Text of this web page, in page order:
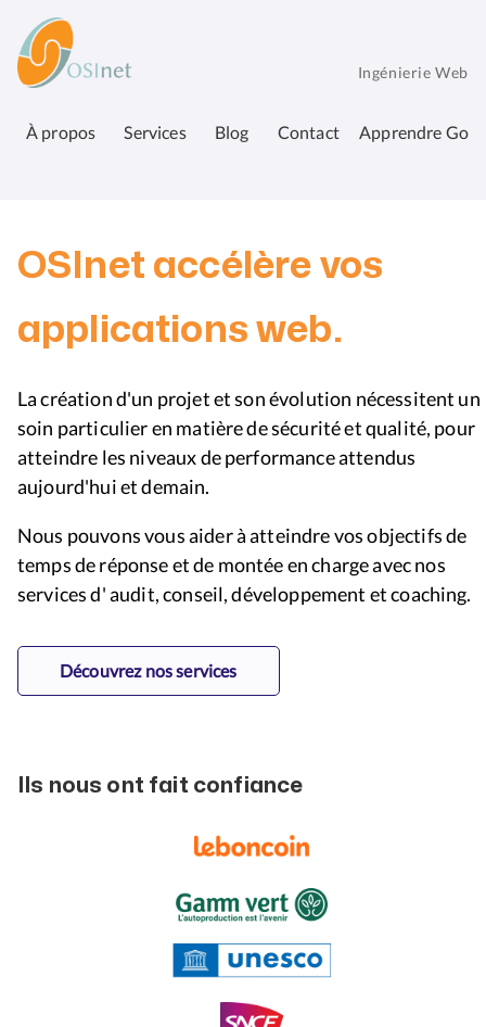
contenu
principal
Ingénierie Web
À propos Services Blog Contact Apprendre Go
OSInet accélère vos
applications web.
La création d'un projet et son évolution nécessitent un
soin particulier en matière de sécurité et qualité, pour
atteindre les niveaux de performance attendus
aujourd'hui et demain.
Nous pouvons vous aider à atteindre vos objectifs de
temps de réponse et de montée en charge avec nos
services d' audit, conseil, développement et coaching.
Découvrez nos services
Ils nous ont fait confiance